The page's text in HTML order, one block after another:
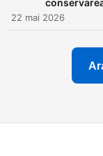
22 mai 2026